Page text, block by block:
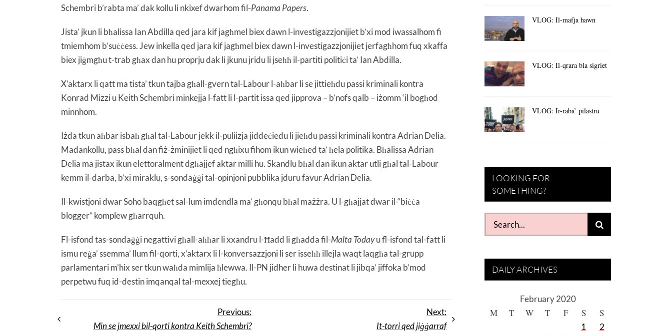
Schembri b’rabta ma’ dak kollu li nkixef dwarhom fil-Panama Papers.
Jista’ jkun li bħalissa Ian Abdilla qed jara kif jagħmel biex dawn l-investigazzjonijiet b’xi mod iwassalhom fi
tmiemhom b’suċċess. Jew inkella qed jara kif jagħmel biex dawn l-investigazzjonijiet jerfagħhom fuq xkaffa
biex jiġmgħu t-trab għax dan hu proprju dak li jkunu jridu li jseħħ il-partiti politiċi ta’ Ian Abdilla.
X’aktarx li qatt ma tista’ tkun tajba għall-gvern tal-Labour l-aħbar li se jittieħdu passi kriminali kontra
Konrad Mizzi u Keith Schembri minkejja l-fatt li l-partit issa qed jipprova – b’nofs qalb – iżomm ‘il bogħod
minnhom.
Iżda tkun aħbar isbaħ għal tal-Labour jekk il-puliizja jiddeċiedu li jieħdu passi kriminali kontra Adrian Delia.
Madankollu, pass bħal dan fiż-żminijiet li qed ngħixu fihom ikun wieħed ta’ ħela politika. Bħalissa Adrian
Delia ma jistax ikun elettoralment dgħajjef aktar milli hu. Skandlu bħal dan ikun aktar utli għal tal-Labour
kemm il-darba, b’xi miraklu, s-sondaġġi tal-opinjoni pubblika jduru favur Adrian Delia.
Il-kwistjoni dwar Soho baqgħet sal-lum imdendla ma’ għonqu bħal mażżra. U l-għajjat dwar il-“biċċa
blogger” komplew għarrquh.
Fl-isfond tas-sondaġġi negattivi għall-aħħar li xxandru l-Ħadd li għadda fil-Malta Todayu fl-isfond tal-fatt li
ismu reġa’ ssemma’ llum fil-qorti, x’aktarx li l-konversazzjoni li ser isseħħ illejla waqt laqgħa tal-grupp
parlamentari m’hix ser tkun waħda mimlija ħlewwa. Il-PN jidher li huwa destinat li jibqa’ jiffoka b’mod
perpetwu fuq id-destin imqanqal tal-mexxej tiegħu.
Previous:
Min se jmexxi bil-qorti kontra Keith Schembri?
Next:
It-torri qed jiġġarraf
VLOG: Il-mafja hawn
VLOG: Il-qrara bla sigriet
VLOG: Ir-raba’ pilastru
LOOKING FOR
SOMETHING?
Search
for:
DAILY ARCHIVES
February 2020
M T W T F S S
1
2